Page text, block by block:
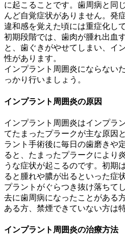
に起こることです。歯周病と同
んど自覚症状がありません。発
違和感を覚えた頃には重症化し
初期段階では、歯肉が腫れ出血
と、歯ぐきがやせてしまい、イ
性があります。
インプラント周囲炎にならない
っかり行いましょう。
インプラント周囲炎の原因
インプラント周囲炎はインプラ
てたまったプラークが主な原因
ラント手術後に毎日の歯磨きや
ると、たまったプラークにより
うな症状が起こるのです。初期
ると腫れや膿が出るといった症
プラントがぐらつき抜け落ちて
去に歯周病になったことがある
ある方、禁煙できていない方は
インプラント周囲炎の治療方法